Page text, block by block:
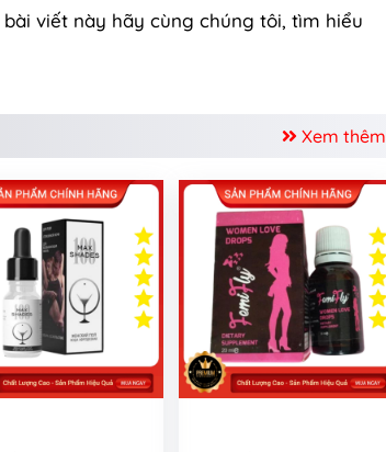
viết này hãy cùng chúng tôi, tìm hiểu
Xem thêm